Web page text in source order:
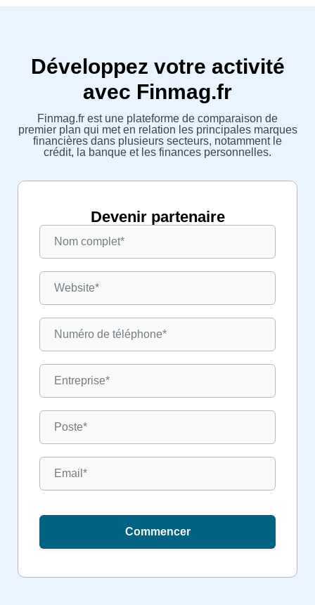
Développez votre activité
avec Finmag.fr
Finmag.fr est une plateforme de comparaison de
premier plan qui met en relation les principales marques
financières dans plusieurs secteurs, notamment le
crédit, la banque et les finances personnelles.
Devenir partenaire
Commencer